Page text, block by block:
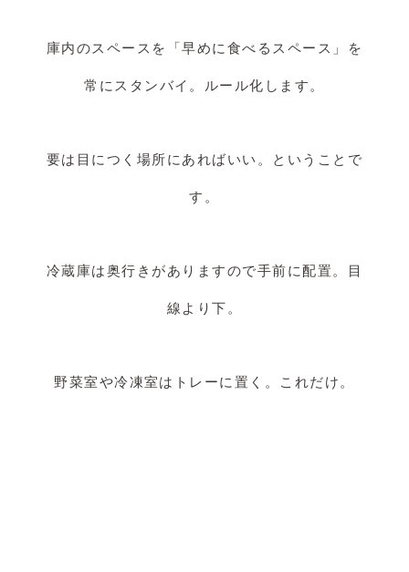
庫内のスペースを「早めに食べるスペース」を
常にスタンバイ。ルール化します。
要は目につく場所にあればいい。ということで
す。
冷蔵庫は奥行きがありますので手前に配置。目
線より下。
野菜室や冷凍室はトレーに置く。これだけ。